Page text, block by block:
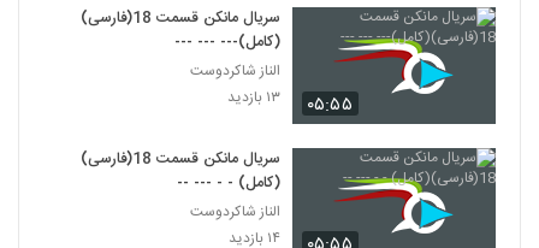
۰۵:۵۵
سریال مانکن قسمت 18(فارسی)
(کامل)--- --- ---
الناز شاکردوست
۱۳ بازدید
سریال مانکن قسمت 18(فارسی)
(کامل) - - --- --
الناز شاکردوست
۱۴ بازدید